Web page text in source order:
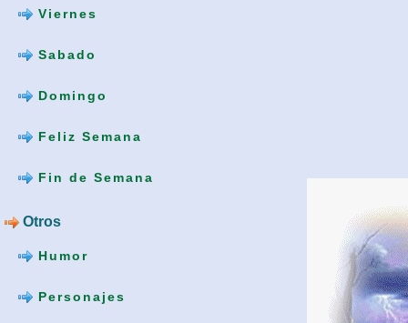
Viernes
Sabado
Domingo
Feliz Semana
Fin de Semana
Otros
Humor
Personajes